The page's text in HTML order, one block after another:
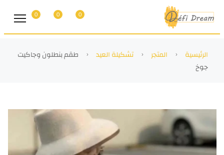
0
0
0
الرئيسية المتجر تشكيلة العيد
طقم بنطلون وجاكيت
جوخ